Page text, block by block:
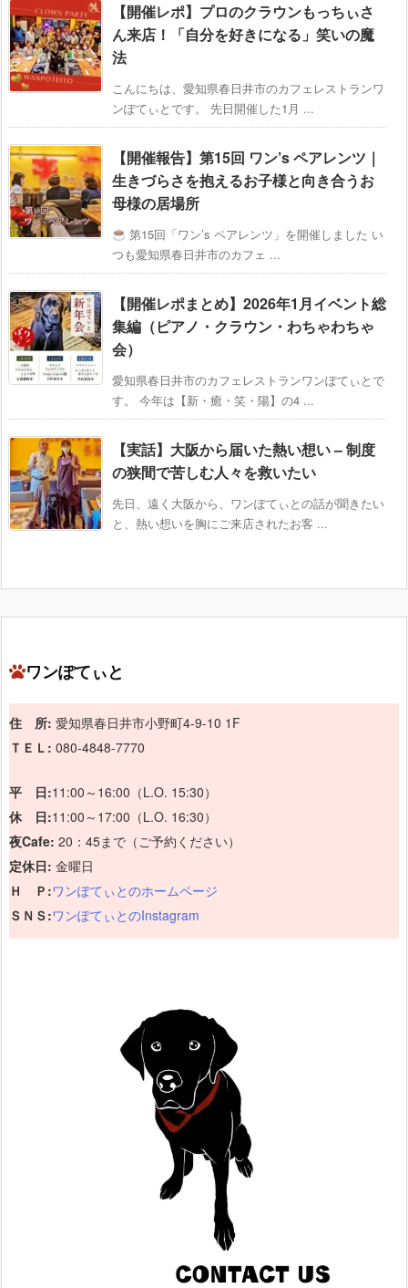
【開催レポ】プロのクラウンもっちぃさ
ん来店！「自分を好きになる」笑いの魔
法
こんにちは、愛知県春日井市のカフェレストランワ
ンぽてぃとです。 先日開催した1月 ...
【開催報告】第15回 ワン’s ペアレンツ｜
生きづらさを抱えるお子様と向き合うお
母様の居場所
第15回「ワン’s ペアレンツ」を開催しました い
つも愛知県春日井市のカフェ ...
【開催レポまとめ】2026年1月イベント総
集編（ピアノ・クラウン・わちゃわちゃ
会）
愛知県春日井市のカフェレストランワンぽてぃとで
す。 今年は【新・癒・笑・陽】の4 ...
【実話】大阪から届いた熱い想い – 制度
の狭間で苦しむ人々を救いたい
先日、遠く大阪から、ワンぽてぃとの話が聞きたい
と、熱い想いを胸にご来店されたお客 ...
ワンぽてぃと
住 所: 愛知県春日井市小野町4-9-10 1F
ＴＥＬ: 080-4848-7770
平 日:11:00～16:00（L.O. 15:30）
休 日:11:00～17:00（L.O. 16:30）
夜Cafe: 20：45まで（ご予約ください）
定休日: 金曜日
Ｈ Ｐ:ワンぽてぃとのホームページ
ＳＮＳ:ワンぽてぃとのInstagram